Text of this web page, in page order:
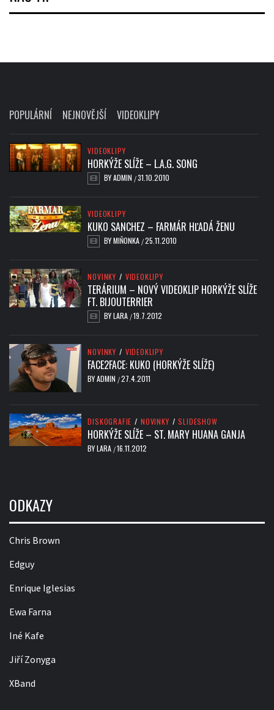
POPULÁRNÍ NEJNOVĚJŠÍ VIDEOKLIPY
VIDEOKLIPY
HORKÝŽE SLÍŽE – L.A.G. SONG
BYADMIN /31.10.2010
VIDEOKLIPY
KUKO SANCHEZ – FARMÁR HĽADÁ ŽENU
BYMIŇONKA /25.11.2010
NOVINKY / VIDEOKLIPY
TERÁRIUM – NOVÝ VIDEOKLIP HORKÝŽE SLÍŽE
FT. BIJOUTERRIER
BYLARA /19.7.2012
NOVINKY / VIDEOKLIPY
FACE2FACE: KUKO (HORKÝŽE SLÍŽE)
BYADMIN /27.4.2011
DISKOGRAFIE / NOVINKY / SLIDESHOW
HORKÝŽE SLÍŽE – ST. MARY HUANA GANJA
BYLARA /16.11.2012
ODKAZY
Chris Brown
Edguy
Enrique Iglesias
Ewa Farna
Iné Kafe
Jiří Zonyga
XBand